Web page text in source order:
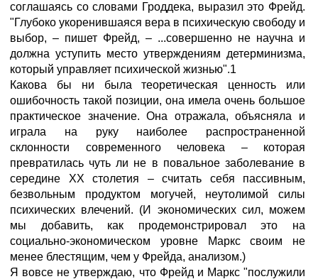
соглашаясь со словами Гроддека, выразил это Фрейд.
"Глубоко укоренившаяся вера в психическую свободу и
выбор, – пишет Фрейд, – ...совершенно не научна и
должна уступить место утверждениям детерминизма,
который управляет психической жизнью".1
Какова бы ни была теоретическая ценность или
ошибочность такой позиции, она имела очень большое
практическое значение. Она отражала, объясняла и
играла на руку наиболее распространенной
склонности современного человека – которая
превратилась чуть ли не в повальное заболевание в
середине XX столетия – считать себя пассивным,
безвольным продуктом могучей, неутолимой силы
психических влечений. (И экономических сил, можем
мы добавить, как продемонстрировал это на
социально-экономическом уровне Маркс своим не
менее блестящим, чем у Фрейда, анализом.)
Я вовсе не утверждаю, что Фрейд и Маркс "послужили